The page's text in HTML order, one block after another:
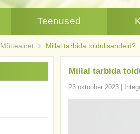
Teenused
Mõtteainet Millal tarbida toidulisandeid?
Millal tarbida
23 oktoober 2023